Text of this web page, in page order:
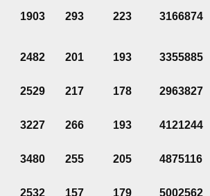
1903 293 223 3166874
2482 201 193 3355885
2529 217 178 2963827
3227 266 193 4121244
3480 255 205 4875116
2532 157 179 5002562